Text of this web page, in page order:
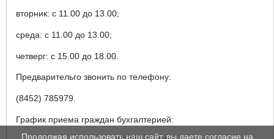
вторник: с 11.00 до 13.00;
среда: с 11.00 до 13.00;
четверг: с 15.00 до 18.00.
Предварительго звонить по телефону:
(8452) 785979.
График приема граждан бухгалтерией:
Продолжая использовать наш сайт, вы даете согласие на